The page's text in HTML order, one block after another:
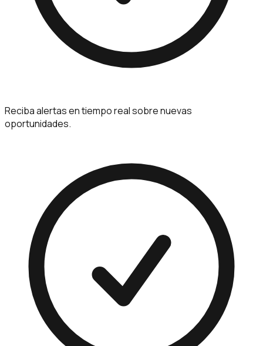
Reciba alertas en tiempo real sobre nuevas
oportunidades.